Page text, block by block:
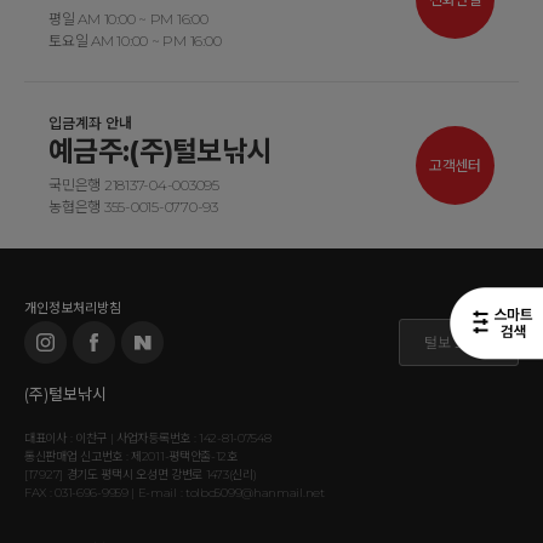
평일 AM 10:00 ~ PM 16:00
토요일 AM 10:00 ~ PM 16:00
입금계좌 안내
예금주:(주)털보낚시
국민은행 218137-04-003095
농협은행 355-0015-0770-93
고객센터
개인정보처리방침
털보 도매몰
(주)털보낚시
대표이사 : 이찬구 | 사업자등록번호 : 142-81-07548
통신판매업 신고번호 : 제2011-평택안출-12호
[17927] 경기도 평택시 오성면 강변로 1473(신리)
FAX : 031-696-9959 | E-mail : tolbo5099@hanmail.net